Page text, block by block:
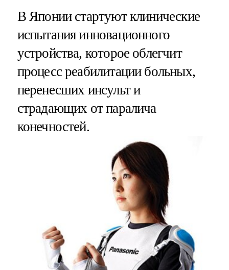
В Японии стартуют клинические
испытания инновационного
устройства, которое облегчит
процесс реабилитации больных,
перенесших инсульт и
страдающих от паралича
конечностей.